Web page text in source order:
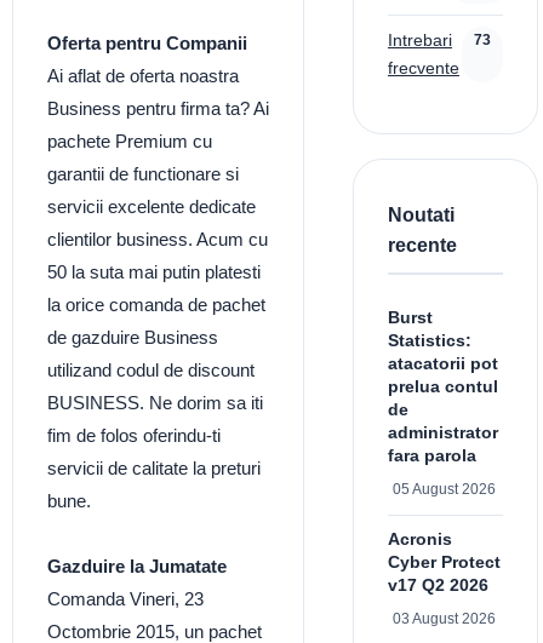
Oferta pentru Companii
Ai aflat de oferta noastra
Business pentru firma ta? Ai
pachete Premium cu
garantii de functionare si
servicii excelente dedicate
clientilor business. Acum cu
50 la suta mai putin platesti
la orice comanda de pachet
de gazduire Business
utilizand codul de discount
BUSINESS. Ne dorim sa iti
fim de folos oferindu-ti
servicii de calitate la preturi
bune.
Gazduire la Jumatate
Comanda Vineri, 23
Octombrie 2015, un pachet
Intrebari
frecvente
73
Noutati
recente
Burst
Statistics:
atacatorii pot
prelua contul
de
administrator
fara parola
05 August 2026
Acronis
Cyber Protect
v17 Q2 2026
03 August 2026